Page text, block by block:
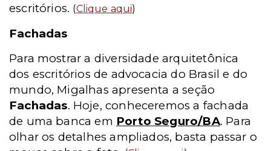
escritórios. (Clique aqui)
Fachadas
Para mostrar a diversidade arquitetônica
dos escritórios de advocacia do Brasil e do
mundo, Migalhas apresenta a seção
Fachadas. Hoje, conheceremos a fachada
de uma banca em Porto Seguro/BA. Para
olhar os detalhes ampliados, basta passar o